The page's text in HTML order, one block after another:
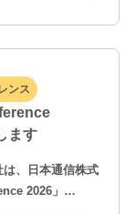
ンス
ます
、日本通信株式
2026」